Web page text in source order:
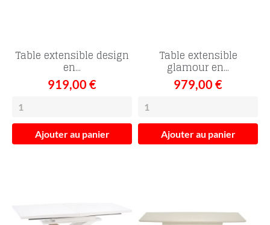
Table extensible design
en...
919,00 €
Ajouter au panier
Table extensible
glamour en...
979,00 €
Ajouter au panier